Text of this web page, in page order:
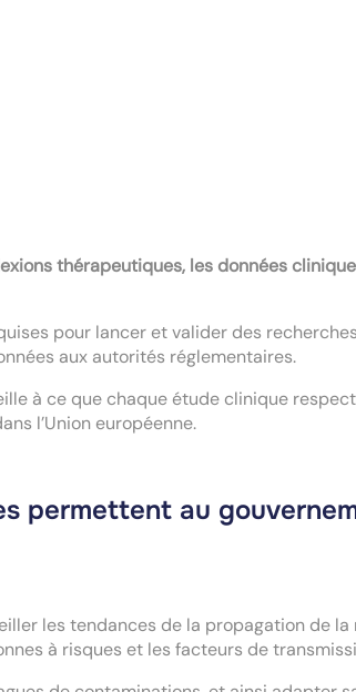
thérapeutiques, les données
pour lancer et valider des
aux autorités réglementaires.
à ce que chaque étude clinique
l’Union européenne.
permettent au
les tendances de la propagation de
à risques et les facteurs de